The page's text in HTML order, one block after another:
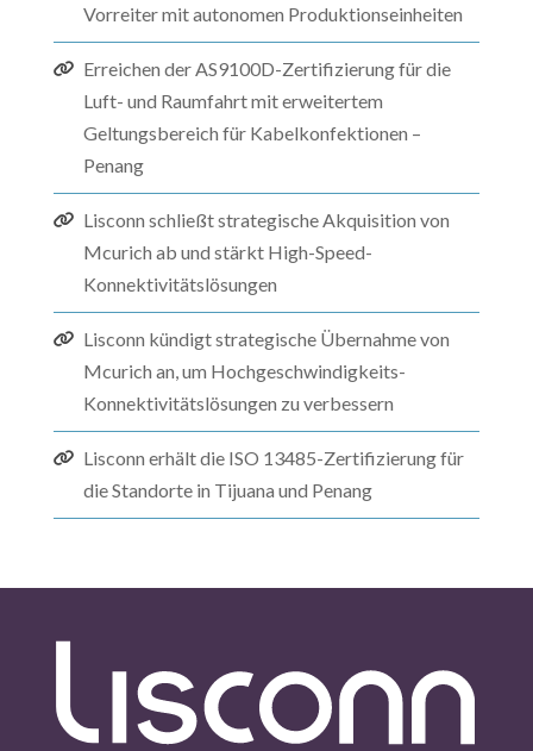
Vorreiter mit autonomen Produktionseinheiten
Erreichen der AS9100D-Zertifizierung für die
Luft- und Raumfahrt mit erweitertem
Geltungsbereich für Kabelkonfektionen –
Penang
Lisconn schließt strategische Akquisition von
Mcurich ab und stärkt High-Speed-
Konnektivitätslösungen
Lisconn kündigt strategische Übernahme von
Mcurich an, um Hochgeschwindigkeits-
Konnektivitätslösungen zu verbessern
Lisconn erhält die ISO 13485-Zertifizierung für
die Standorte in Tijuana und Penang